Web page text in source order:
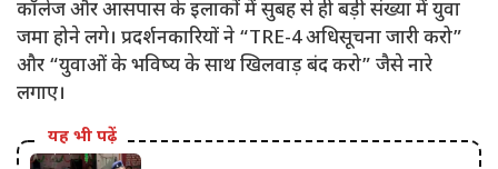
कॉलेज और आसपास के इलाकों में सुबह से ही बड़ी संख्या में युवा
जमा होने लगे। प्रदर्शनकारियों ने “TRE-4 अधिसूचना जारी करो”
और “युवाओं के भविष्य के साथ खिलवाड़ बंद करो” जैसे नारे
लगाए।
यह भी पढ़ें